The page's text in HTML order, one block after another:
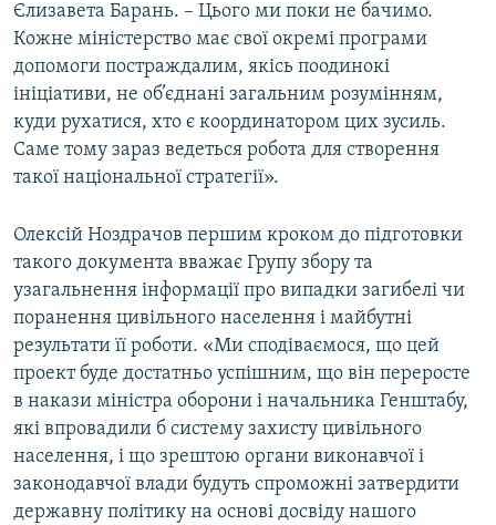
Єлизавета Барань. – Цього ми поки не бачимо.
Кожне міністерство має свої окремі програми
допомоги постраждалим, якісь поодинокі
ініціативи, не об’єднані загальним розумінням,
куди рухатися, хто є координатором цих зусиль.
Саме тому зараз ведеться робота для створення
такої національної стратегії».
Олексій Ноздрачов першим кроком до підготовки
такого документа вважає Групу збору та
узагальнення інформації про випадки загибелі чи
поранення цивільного населення і майбутні
результати її роботи. «Ми сподіваємося, що цей
проект буде достатньо успішним, що він переросте
в накази міністра оборони і начальника Генштабу,
які впровадили б систему захисту цивільного
населення, і що зрештою органи виконавчої і
законодавчої влади будуть спроможні затвердити
державну політику на основі досвіду нашого